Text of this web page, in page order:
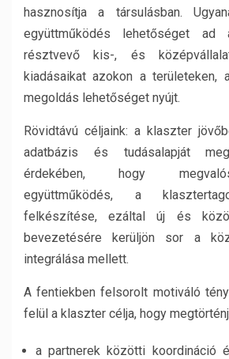
hasznosítja a társulásban.
együttműködés lehetőséget
résztvevő kis-, és
kiadásaikat azokon a területeken,
megoldás lehetőséget nyújt.
Rövidtávú céljaink: a klaszter
adatbázis és tudásalapját
érdekében, hogy
együttműködés, a
felkészítése, ezáltal új és
bevezetésére kerüljön sor a
integrálása mellett.
A fentiekben felsorolt motiváló
felül a klaszter célja, hogy
a partnerek közötti koordináció